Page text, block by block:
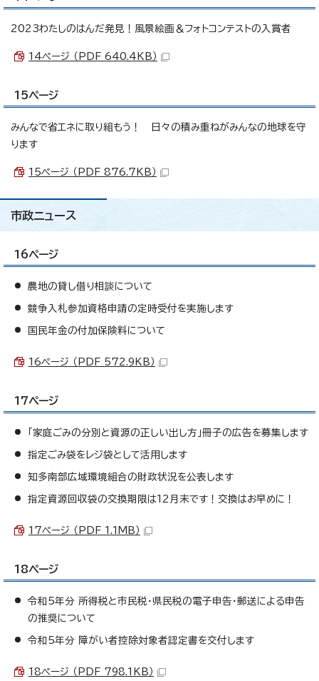
2023わたしのはんだ発見！風景絵画＆フォトコンテストの入賞者
14ページ （PDF 640.4KB）
15ページ
みんなで省エネに取り組もう！ 日々の積み重ねがみんなの地球を守
ります
15ページ （PDF 876.7KB）
市政ニュース
16ページ
農地の貸し借り相談について
競争入札参加資格申請の定時受付を実施します
国民年金の付加保険料について
16ページ （PDF 572.9KB）
17ページ
「家庭ごみの分別と資源の正しい出し方」冊子の広告を募集します
指定ごみ袋をレジ袋として活用します
知多南部広域環境組合の財政状況を公表します
指定資源回収袋の交換期限は12月末です！交換はお早めに！
17ページ （PDF 1.1MB）
18ページ
令和5年分 所得税と市民税・県民税の電子申告・郵送による申告
の推奨について
令和5年分 障がい者控除対象者認定書を交付します
18ページ （PDF 798.1KB）